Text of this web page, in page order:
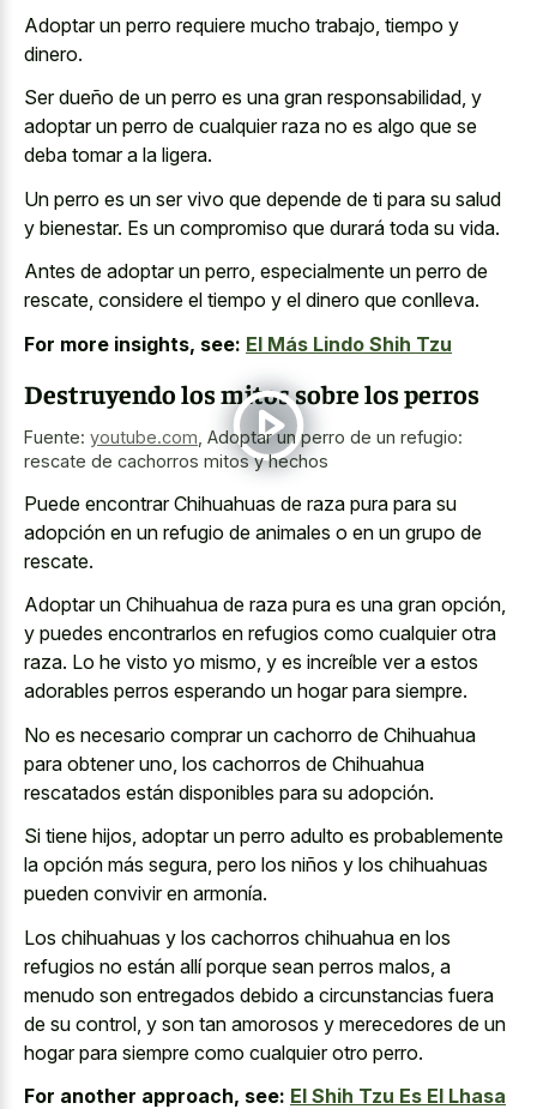
Adoptar un perro requiere mucho trabajo, tiempo y
dinero.
Ser dueño de un perro es una gran responsabilidad, y
adoptar un perro de cualquier raza no es algo que se
deba tomar a la ligera.
Un perro es un ser vivo que depende de ti para su salud
y bienestar. Es un compromiso que durará toda su vida.
Antes de adoptar un perro, especialmente un perro de
rescate, considere el tiempo y el dinero que conlleva.
For more insights, see: El Más Lindo Shih Tzu
Destruyendo los mitos sobre los perros
Fuente: youtube.com Adoptar un perro de un refugio:
rescate de cachorros mitos y hechos
Puede encontrar Chihuahuas de raza pura para su
adopción en un refugio de animales o en un grupo de
rescate.
Adoptar un Chihuahua de raza pura es una gran opción,
y puedes encontrarlos en refugios como cualquier otra
raza. Lo he visto yo mismo, y es increíble ver a estos
adorables perros esperando un hogar para siempre.
No es necesario comprar un cachorro de Chihuahua
para obtener uno, los cachorros de Chihuahua
rescatados están disponibles para su adopción.
Si tiene hijos, adoptar un perro adulto es probablemente
la opción más segura, pero los niños y los chihuahuas
pueden convivir en armonía.
Los chihuahuas y los cachorros chihuahua en los
refugios no están allí porque sean perros malos, a
menudo son entregados debido a circunstancias fuera
de su control, y son tan amorosos y merecedores de un
hogar para siempre como cualquier otro perro.
For another approach, see: El Shih Tzu Es El Lhasa